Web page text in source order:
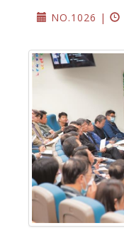
NO.1026 |